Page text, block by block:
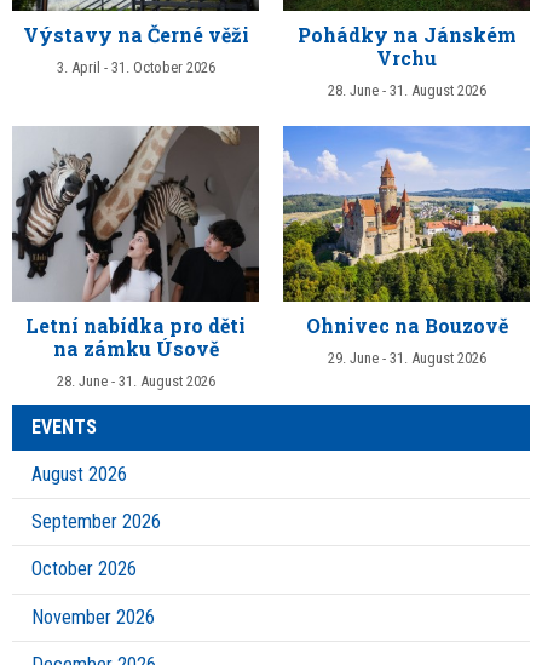
Výstavy na Černé věži
3. April - 31. October 2026
Pohádky na Jánském
Vrchu
28. June - 31. August 2026
Letní nabídka pro děti
na zámku Úsově
28. June - 31. August 2026
Ohnivec na Bouzově
29. June - 31. August 2026
EVENTS
August 2026
September 2026
October 2026
November 2026